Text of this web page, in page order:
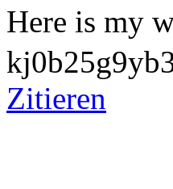
Here is my
Zitieren